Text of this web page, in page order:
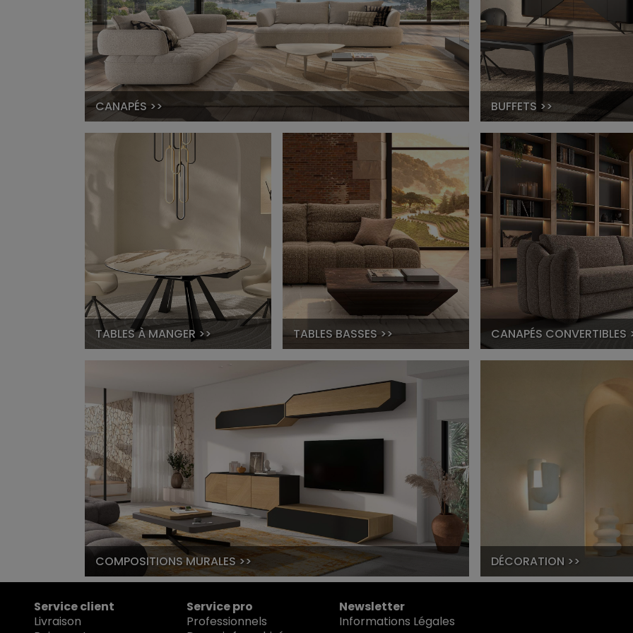
CANAPÉS >> BUFFETS >>
TABLES À MANGER >> TABLES BASSES >> CANAPÉS CONVERTIBLES
COMPOSITIONS MURALES >> DÉCORATION >>
Service client
Livraison
Service pro
Professionnels
Newsletter
Informations Légales